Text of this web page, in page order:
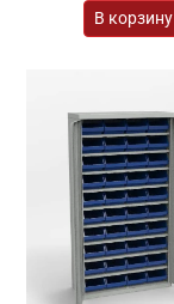
В корзину